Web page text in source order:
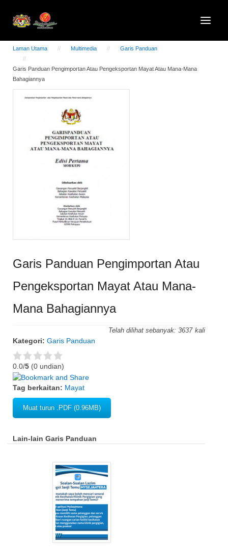
Laman Utama Multimedia Garis Panduan
Garis Panduan Pengimportan Atau Pengeksportan Mayat Atau Mana-Mana
Bahagiannya
Garis Panduan Pengimportan Atau
Pengeksportan Mayat Atau Mana-
Mana Bahagiannya
Telah dilihat sebanyak: 3637
Kategori: Garis Panduan
0.0/5 (0 undian)
Tag berkaitan: Mayat
Muat turun .PDF (0.96MB)
Lain-lain Garis Panduan